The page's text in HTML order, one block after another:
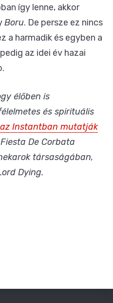
így lenne, akkor
Boru. De persze ez nincs
a harmadik és egyben a
az idei év hazai
élőben is
és spirituális
Instantban mutatják
De Corbata
társaságában,
Dying.